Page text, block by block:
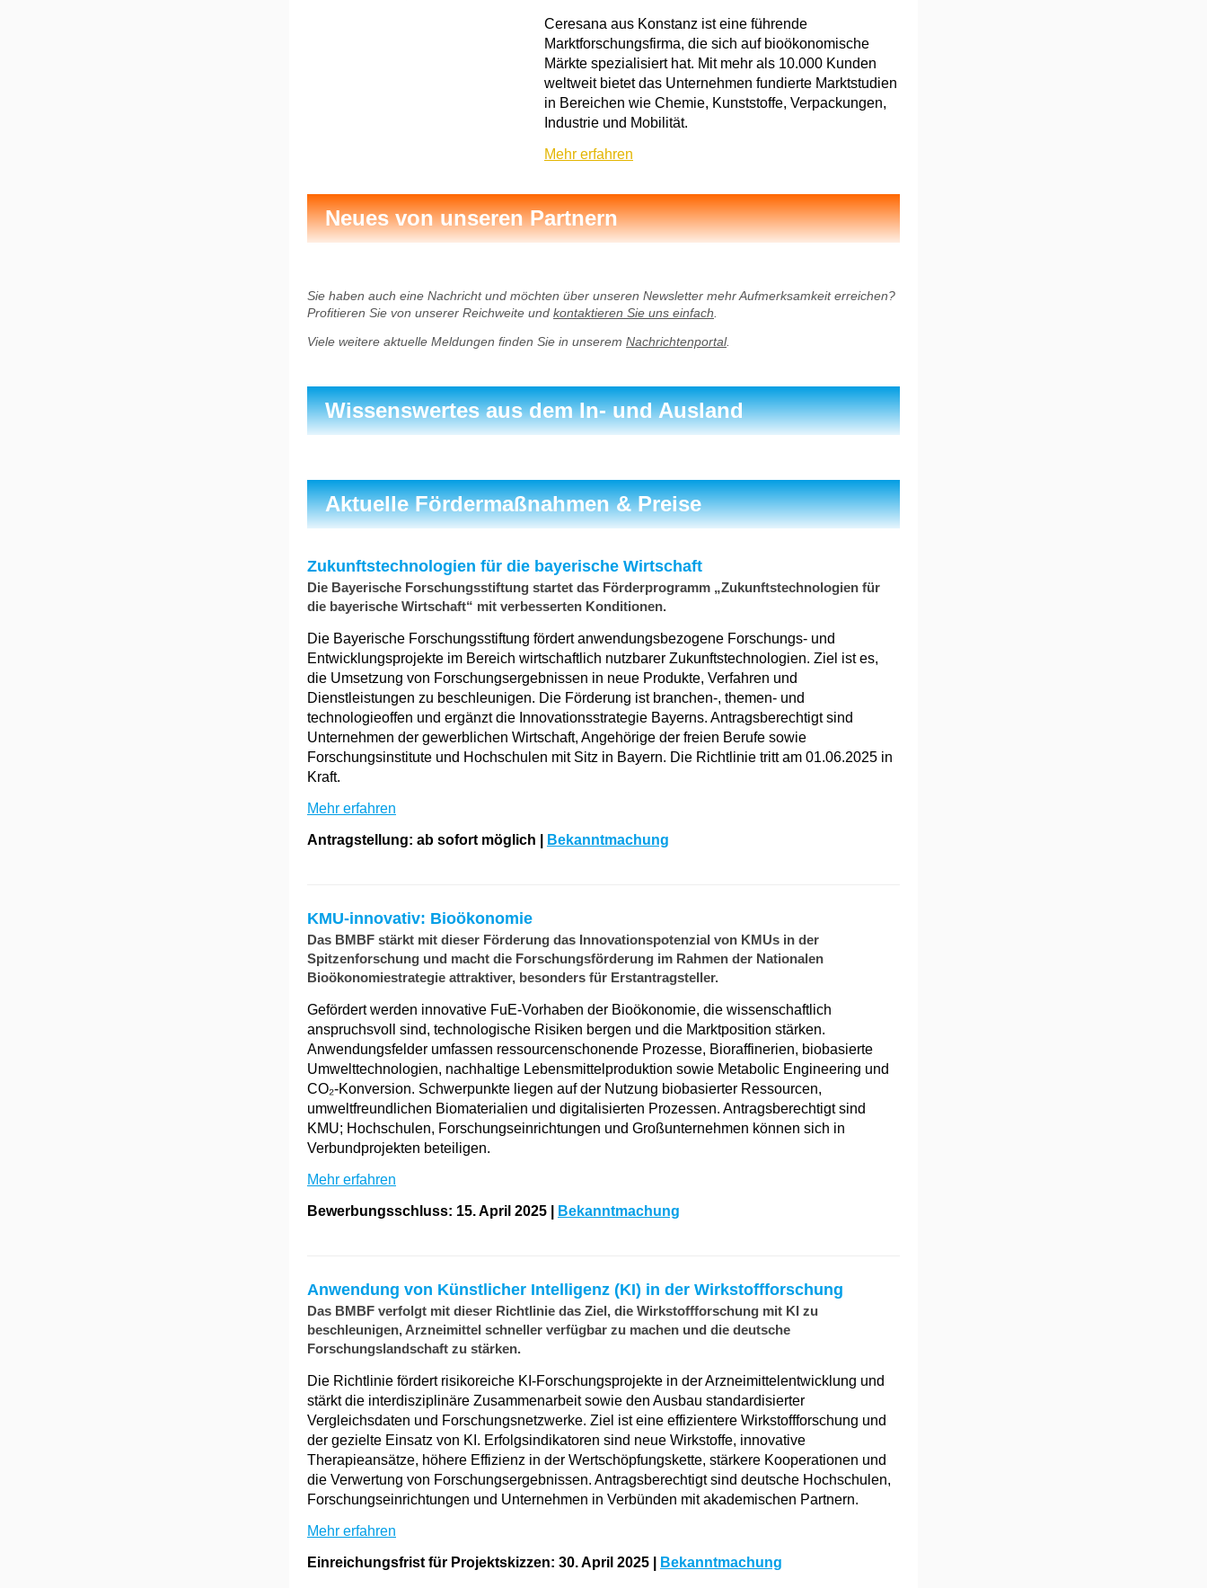
Ceresana aus Konstanz ist eine führende
Marktforschungsfirma, die sich auf bioökonomische
Märkte spezialisiert hat. Mit mehr als 10.000 Kunden
weltweit bietet das Unternehmen fundierte Marktstudien
in Bereichen wie Chemie, Kunststoffe, Verpackungen,
Industrie und Mobilität.
Mehr erfahren
Neues von unseren Partnern
Sie haben auch eine Nachricht und möchten über unseren Newsletter mehr Aufmerksamkeit erreichen?
Profitieren Sie von unserer Reichweite und kontaktieren Sie uns einfach
Viele weitere aktuelle Meldungen finden Sie in unserem Nachrichtenportal.
Wissenswertes aus dem In- und Ausland
Aktuelle Fördermaßnahmen & Preise
Zukunftstechnologien für die bayerische Wirtschaft
Die Bayerische Forschungsstiftung startet das Förderprogramm „Zukunftstechnologien für
die bayerische Wirtschaft“ mit verbesserten Konditionen.
Die Bayerische Forschungsstiftung fördert anwendungsbezogene Forschungs- und
Entwicklungsprojekte im Bereich wirtschaftlich nutzbarer Zukunftstechnologien. Ziel ist es,
die Umsetzung von Forschungsergebnissen in neue Produkte, Verfahren und
Dienstleistungen zu beschleunigen. Die Förderung ist branchen-, themen- und
technologieoffen und ergänzt die Innovationsstrategie Bayerns. Antragsberechtigt sind
Unternehmen der gewerblichen Wirtschaft, Angehörige der freien Berufe sowie
Forschungsinstitute und Hochschulen mit Sitz in Bayern. Die Richtlinie tritt am 01.06.2025 in
Kraft.
Mehr erfahren
Antragstellung: ab sofort möglich | Bekanntmachung
KMU-innovativ: Bioökonomie
Das BMBF stärkt mit dieser Förderung das Innovationspotenzial von KMUs in der
Spitzenforschung und macht die Forschungsförderung im Rahmen der Nationalen
Bioökonomiestrategie attraktiver, besonders für Erstantragsteller.
Gefördert werden innovative FuE-Vorhaben der Bioökonomie, die wissenschaftlich
anspruchsvoll sind, technologische Risiken bergen und die Marktposition stärken.
Anwendungsfelder umfassen ressourcenschonende Prozesse, Bioraffinerien, biobasierte
Umwelttechnologien, nachhaltige Lebensmittelproduktion sowie Metabolic Engineering und
CO₂-Konversion. Schwerpunkte liegen auf der Nutzung biobasierter Ressourcen,
umweltfreundlichen Biomaterialien und digitalisierten Prozessen. Antragsberechtigt sind
KMU; Hochschulen, Forschungseinrichtungen und Großunternehmen können sich in
Verbundprojekten beteiligen.
Mehr erfahren
Bewerbungsschluss: 15. April 2025 | Bekanntmachung
Anwendung von Künstlicher Intelligenz (KI) in der Wirkstoffforschung
Das BMBF verfolgt mit dieser Richtlinie das Ziel, die Wirkstoffforschung mit KI zu
beschleunigen, Arzneimittel schneller verfügbar zu machen und die deutsche
Forschungslandschaft zu stärken.
Die Richtlinie fördert risikoreiche KI-Forschungsprojekte in der Arzneimittelentwicklung und
stärkt die interdisziplinäre Zusammenarbeit sowie den Ausbau standardisierter
Vergleichsdaten und Forschungsnetzwerke. Ziel ist eine effizientere Wirkstoffforschung und
der gezielte Einsatz von KI. Erfolgsindikatoren sind neue Wirkstoffe, innovative
Therapieansätze, höhere Effizienz in der Wertschöpfungskette, stärkere Kooperationen und
die Verwertung von Forschungsergebnissen. Antragsberechtigt sind deutsche Hochschulen,
Forschungseinrichtungen und Unternehmen in Verbünden mit akademischen Partnern.
Mehr erfahren
Einreichungsfrist für Projektskizzen: 30. April 2025 | Bekanntmachung